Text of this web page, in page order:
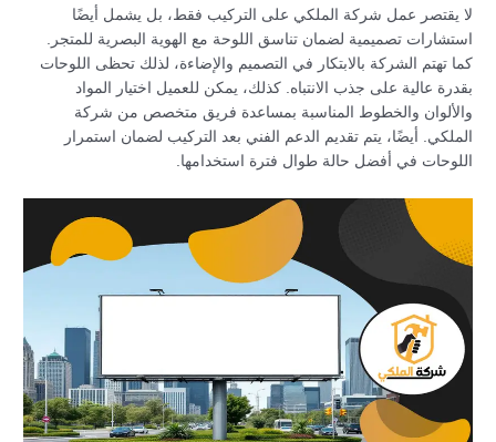
لا يقتصر عمل شركة الملكي على التركيب فقط، بل يشمل أيضًا
استشارات تصميمية لضمان تناسق اللوحة مع الهوية البصرية للمتجر.
كما تهتم الشركة بالابتكار في التصميم والإضاءة، لذلك تحظى اللوحات
بقدرة عالية على جذب الانتباه. كذلك، يمكن للعميل اختيار المواد
والألوان والخطوط المناسبة بمساعدة فريق متخصص من شركة
الملكي. أيضًا، يتم تقديم الدعم الفني بعد التركيب لضمان استمرار
اللوحات في أفضل حالة طوال فترة استخدامها.